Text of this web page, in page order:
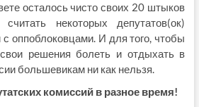
осталось чисто своих 20 штыков
некоторых депутатов(ок)
оппоблоковцами. И для того, чтобы
свои решения болеть и отдыхать в
большевикам ни как нельзя.
комиссий в разное время!